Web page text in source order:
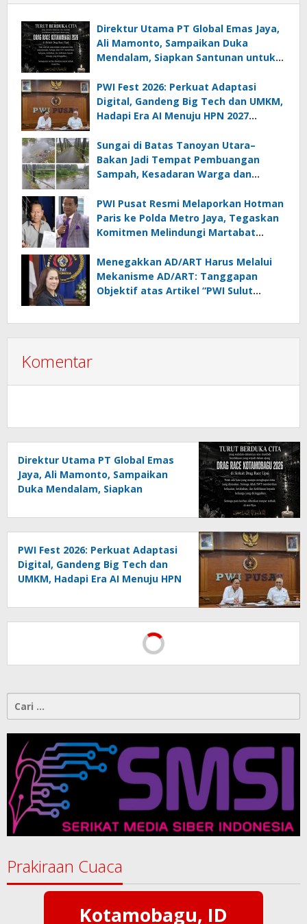
Direktur Utama PT Global Emas Jaya,
Ali Mamonto, Sampaikan Duka
Mendalam, Siapkan Santunan untuk
PWI Fest 2026: Perkuat Adaptasi
Digital, Gandeng Big Tech dan UMKM,
Hadapi Era AI Menuju HPN 2027
Sungai di Batas Tanoyan Utara–
Bakan Jadi Tempat Pembuangan
Sampah, Kesadaran Warga dan
PWI Pusat Resmi Melaporkan Hotman
Paris ke Polda Metro Jaya, Tegaskan
Komitmen Melindungi Martabat
Menegakkan AD/ART Harus Melalui
Mekanisme AD/ART: Tanggapan
Objektif atas Artikel “PWI Sulut
Komentar
Direktur Utama PT Global Emas
Jaya, Ali Mamonto, Sampaikan
Duka Mendalam, Siapkan
Race Kotamobagu
PWI Fest 2026: Perkuat Adaptasi
Digital, Gandeng Big Tech dan
UMKM, Hadapi Era AI Menuju HPN
Cari
Prakiraan Cuaca
Kotamobagu, ID